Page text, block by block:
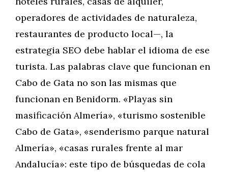
operadores de actividades de naturaleza,
restaurantes de producto local—, la
estrategia SEO debe hablar el idioma de ese
turista. Las palabras clave que funcionan en
Cabo de Gata no son las mismas que
funcionan en Benidorm. «Playas sin
masificación Almería», «turismo sostenible
Cabo de Gata», «senderismo parque natural
Almería», «casas rurales frente al mar
Andalucía»: este tipo de búsquedas de cola